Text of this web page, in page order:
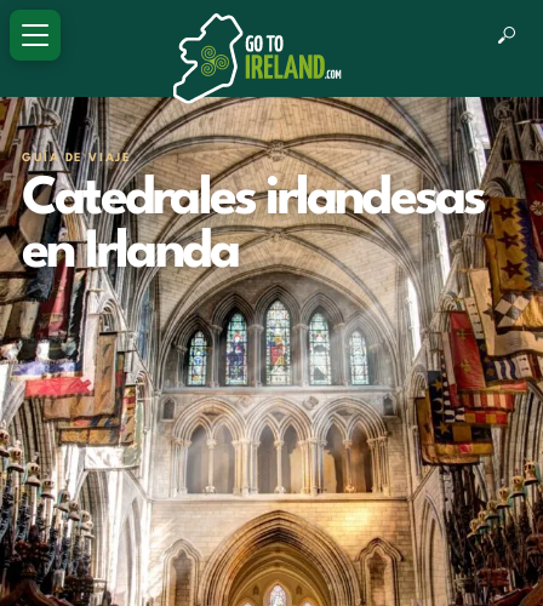
GUÍA DE VIAJE
Catedrales irlandesas
en Irlanda